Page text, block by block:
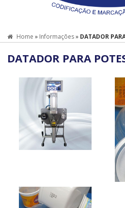
Home » Informações» DATADOR
DATADOR PARA